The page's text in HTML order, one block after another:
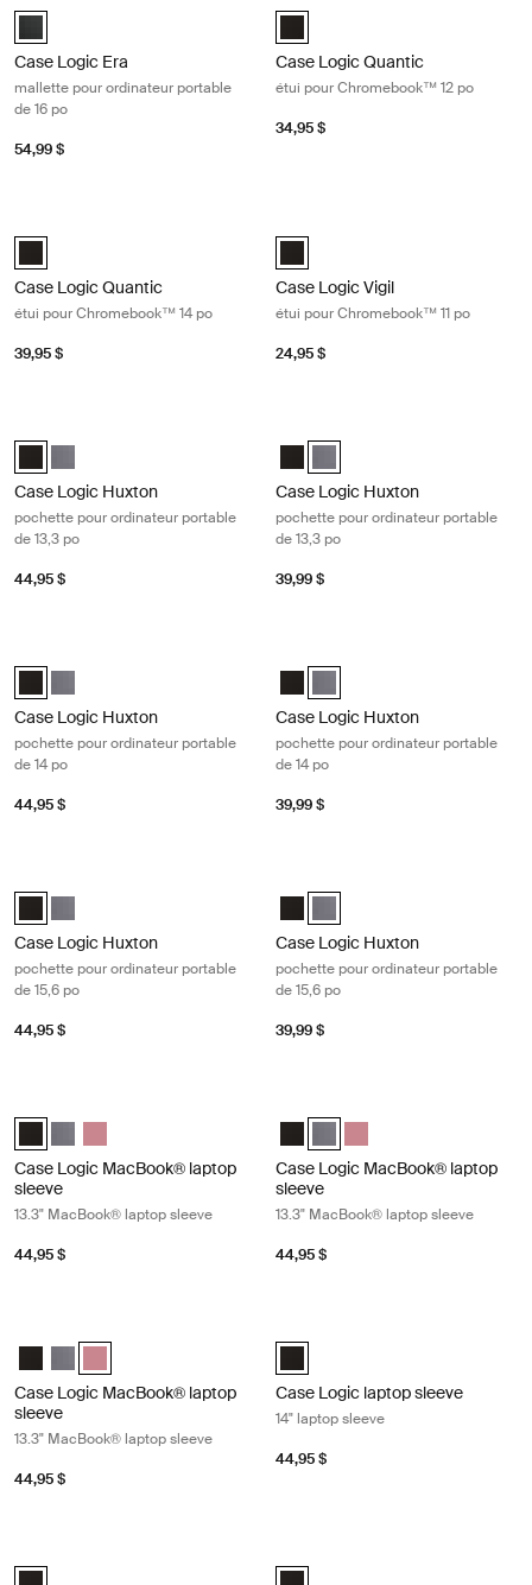
Case Logic Era 16" Laptop Attaché Noir obsidienne (selected)
Case Logic Era
mallette pour ordinateur portable
de 16 po
54,99 $
Case Logic Quantic 12"
Case Logic Quantic
étui pour Chromebook™ 12 po
34,95 $
Case Logic Quantic 14" Chromebook™ Sleeve Noir (selected)
Case Logic Quantic
étui pour Chromebook™ 14 po
39,95 $
Case Logic Vigil 11"
Case Logic Vigil
étui pour Chromebook™ 11 po
24,95 $
Case Logic Huxton 13.3" Laptop Sleeve Noir (selected)
Case Logic Huxton 13.3" Laptop Sleeve Grahite
Case Logic Huxton
pochette pour ordinateur portable
de 13,3 po
44,95 $
Case Logic Huxton 13.3" Laptop
Case Logic Huxton 13.3"
Case Logic Huxton
pochette pour ordinateur portable
de 13,3 po
39,99 $
Case Logic Huxton 14" Laptop Sleeve Noir (selected)
Case Logic Huxton 14" Laptop Sleeve Grahite
Case Logic Huxton
pochette pour ordinateur portable
de 14 po
44,95 $
Case Logic Huxton 14" Laptop
Case Logic Huxton 14"
Case Logic Huxton
pochette pour ordinateur portable
de 14 po
39,99 $
Case Logic Huxton 15.6" Laptop Sleeve Noir (selected)
Case Logic Huxton 15.6" Laptop Sleeve Grahite
Case Logic Huxton
pochette pour ordinateur portable
de 15,6 po
44,95 $
Case Logic Huxton 15.6" Laptop
Case Logic Huxton 15.6"
Case Logic Huxton
pochette pour ordinateur portable
de 15,6 po
39,99 $
Case Logic 13.3" Laptop and MacBook Sleeve Noir (selected)
Case Logic 13.3" Laptop and MacBook Sleeve Grahite
Case Logic 13.3" Laptop and MacBook Sleeve Heather rose
Case Logic MacBook® laptop
sleeve
13.3" MacBook® laptop sleeve
44,95 $
Case Logic 13.3" Laptop and
Case Logic 13.3" Laptop and
Case Logic 13.3"
Case Logic MacBook® laptop
sleeve
13.3" MacBook® laptop sleeve
44,95 $
Case Logic 13.3" Laptop and MacBook Sleeve Noir
Case Logic 13.3" Laptop and MacBook Sleeve Grahite
Case Logic 13.3" Laptop and MacBook Sleeve Heather rose
Case Logic MacBook® laptop
sleeve
13.3" MacBook® laptop sleeve
44,95 $
Case Logic 14" laptop sleeve Noir
Case Logic laptop sleeve
14" laptop sleeve
44,95 $
Case Logic 15-16" Laptop Sleeve Noir (selected)
Case Logic 10-11.6"